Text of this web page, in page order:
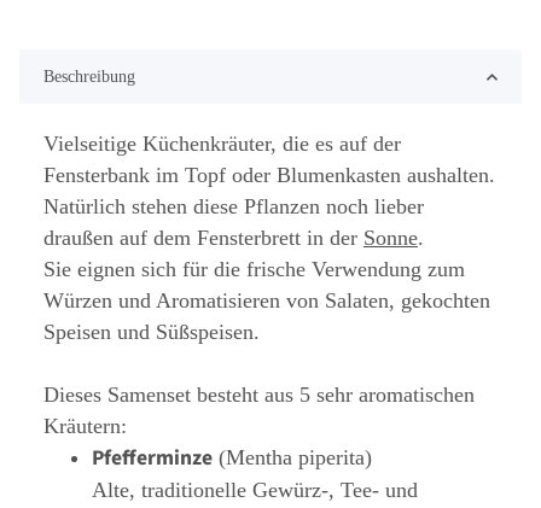
Beschreibung
Vielseitige Küchenkräuter, die es auf der
Fensterbank im Topf oder Blumenkasten aushalten.
Natürlich stehen diese Pflanzen noch lieber
draußen auf dem Fensterbrett in der Sonne.
Sie eignen sich für die frische Verwendung zum
Würzen und Aromatisieren von Salaten, gekochten
Speisen und Süßspeisen.
Dieses Samenset besteht aus 5 sehr aromatischen
Kräutern:
Pfefferminze (Mentha piperita)
Alte, traditionelle Gewürz-, Tee- und